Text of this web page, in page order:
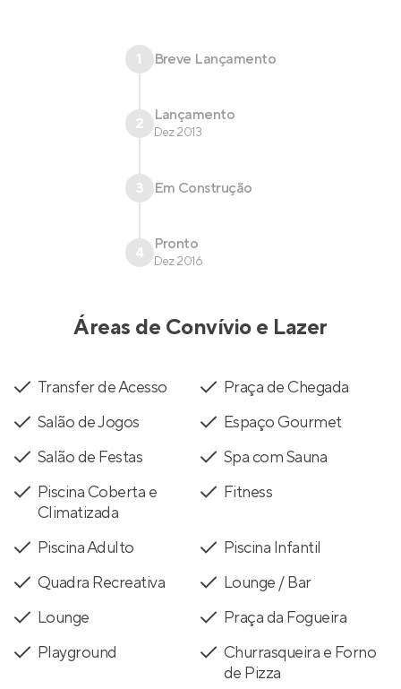
1 Breve Lançamento
2 Lançamento
Dez 2013
3 Em Construção
4 Pronto
Dez 2016
Áreas de Convívio e Lazer
Transfer de Acesso
Praça de Chegada
Salão de Jogos
Espaço Gourmet
Salão de Festas
Spa com Sauna
Piscina Coberta e
Climatizada
Fitness
Piscina Adulto
Piscina Infantil
Quadra Recreativa
Lounge / Bar
Lounge
Praça da Fogueira
Playground
Churrasqueira e Forno
de Pizza